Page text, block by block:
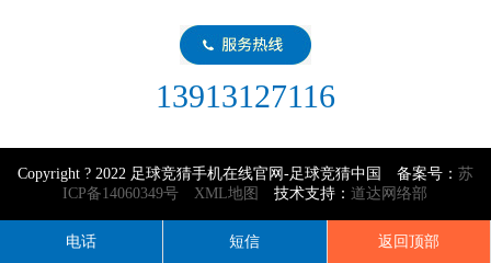
13913127116
Copyright ? 2022 足球竞猜手机在线官网-足球竞猜中国 备案号： 苏
ICP备14060349号
XML地图 技术支持：道达网络部
电话 短信 返回顶部